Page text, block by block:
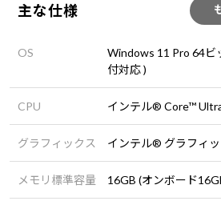
主な仕様
OS
Windows 11 Pro 64ビ
付対応 )
CPU インテル® Core™
グラフィックス インテル® グラフィ
メモリ標準容量 16GB (オンボード